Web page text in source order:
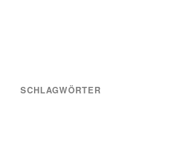
SCHLAGWÖRTER